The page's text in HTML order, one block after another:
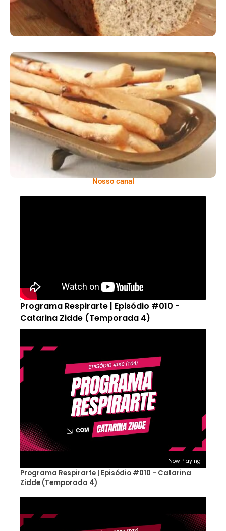
Comer Bem: Palitinhos De Cebola E Salsa
Nosso canal
Programa Respirarte | Episódio #010 -
Catarina Zidde (Temporada 4)
Now Playing
Programa Respirarte | Episódio #010 - Catarina
Zidde (Temporada 4)